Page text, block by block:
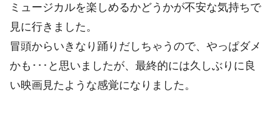
ミュージカルを楽しめるかどうかが不安な気持ちで
見に行きました。
冒頭からいきなり踊りだしちゃうので、やっぱダメ
かも･･･と思いましたが、最終的には久しぶりに良
い映画見たような感覚になりました。